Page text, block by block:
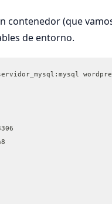
contenedor (que
de entorno.